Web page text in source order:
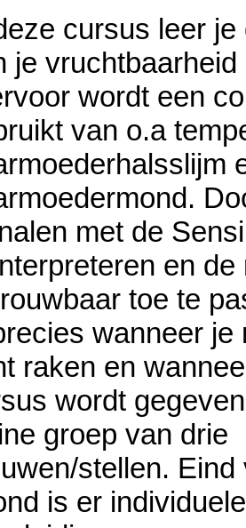
cursus leer je
je
wordt een
van o.a
met de
en de
toe te
wanneer je
raken en
wordt
groep van drie
stellen. Eind
is er individuele